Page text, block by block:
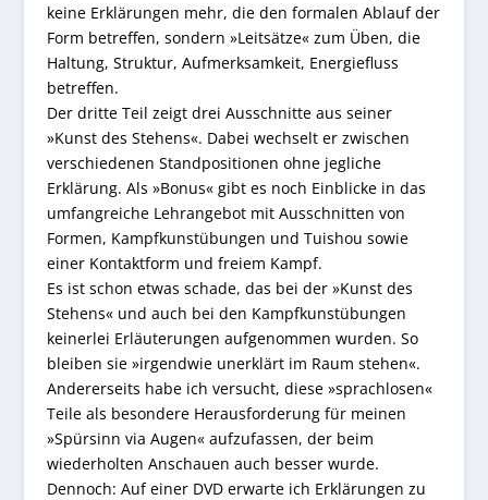
keine Erklärungen mehr, die den formalen Ablauf der
Form betreffen, sondern »Leitsätze« zum Üben, die
Haltung, Struktur, Aufmerksamkeit, Energiefluss
betreffen.
Der dritte Teil zeigt drei Ausschnitte aus seiner
»Kunst des Stehens«. Dabei wechselt er zwischen
verschiedenen Standpositionen ohne jegliche
Erklärung. Als »Bonus« gibt es noch Einblicke in das
umfangreiche Lehrangebot mit Ausschnitten von
Formen, Kampfkunstübungen und Tuishou sowie
einer Kontaktform und freiem Kampf.
Es ist schon etwas schade, das bei der »Kunst des
Stehens« und auch bei den Kampfkunstübungen
keinerlei Erläuterungen aufgenommen wurden. So
bleiben sie »irgendwie unerklärt im Raum stehen«.
Andererseits habe ich versucht, diese »sprachlosen«
Teile als besondere Herausforderung für meinen
»Spürsinn via Augen« aufzufassen, der beim
wiederholten Anschauen auch besser wurde.
Dennoch: Auf einer DVD erwarte ich Erklärungen zu